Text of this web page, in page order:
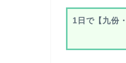
1日で【九份